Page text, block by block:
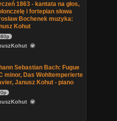
1863 - kantata na głos,
i fortepian słowa
Bochenek muzyka:
Kohut
Sebastian Bach: Fugue
minor, Das Wohltemperierte
Janusz Kohut - piano